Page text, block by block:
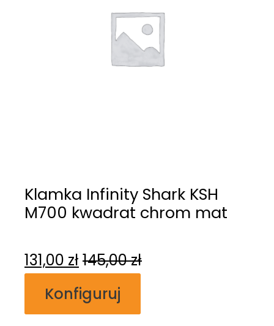
Klamka Infinity Shark KSH
M700 kwadrat chrom mat
131,00 zł 145,00zł
Konfiguruj